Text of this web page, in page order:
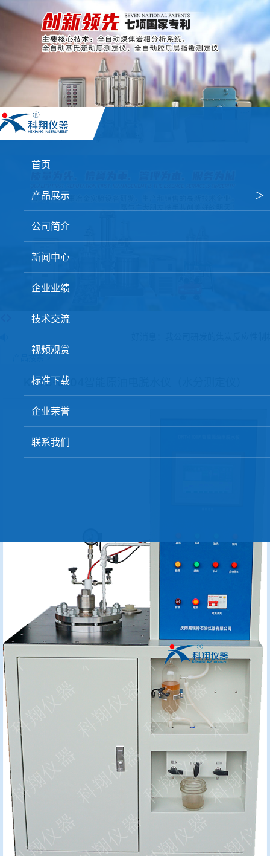
首页
产品展示 ＞
焦炭高温性能检测系统
球团矿/烧结矿/块矿高温冶金性能检测系统
高炉配吹煤检测设备
冶金渣、保护渣等高温物性检测设备
冶金石灰活性度测定仪
矿石、焦炭物理检测及制样设备
公司简介
新闻中心
企业业绩
技术交流
视频观赏
标准下载
企业荣誉
联系我们
好消息：我公司研发的焦炭反应性制
产品搜索 >
KXTS-0104智能原油电脱水仪（水分测定仪）